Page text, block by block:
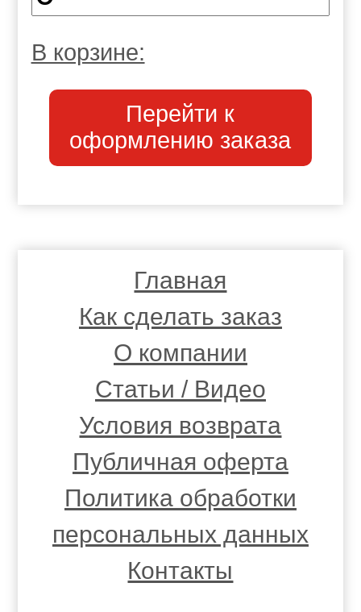
В корзине:
Перейти к
оформлению заказа
Главная
Как сделать заказ
О компании
Статьи / Видео
Условия возврата
Публичная оферта
Политика обработки
персональных данных
Контакты